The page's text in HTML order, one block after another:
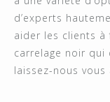
d’experts
aider les clients à
carrelage noir qui
laissez-nous